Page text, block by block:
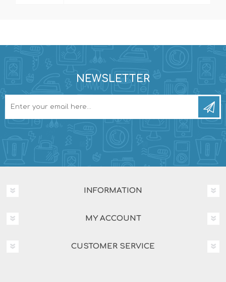
NEWSLETTER
INFORMATION
MY ACCOUNT
CUSTOMER SERVICE